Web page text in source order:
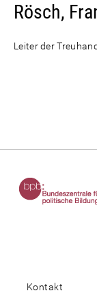
Rösch,
Leiter der
Kontakt